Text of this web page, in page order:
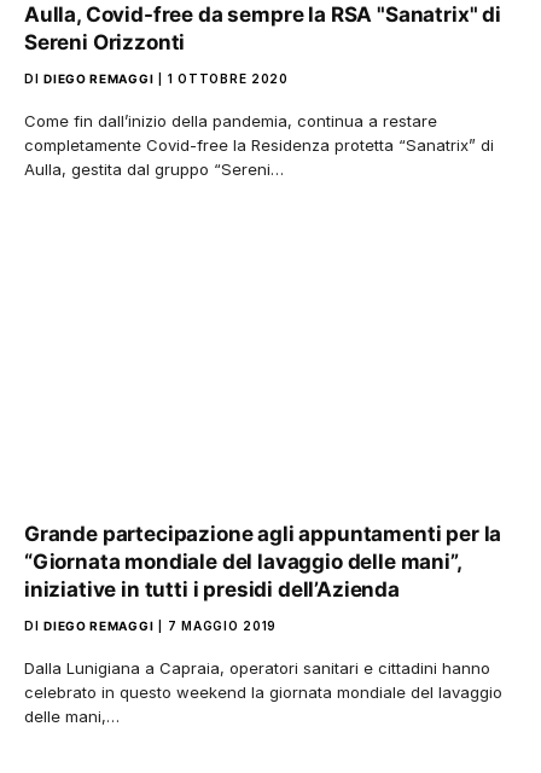
Aulla, Covid-free da sempre la RSA "Sanatrix" di
Sereni Orizzonti
DI DIEGO REMAGGI 1 OTTOBRE 2020
Come fin dall’inizio della pandemia, continua a restare
completamente Covid-free la Residenza protetta “Sanatrix” di
Aulla, gestita dal gruppo “Sereni…
Grande partecipazione agli appuntamenti per la
“Giornata mondiale del lavaggio delle mani”,
iniziative in tutti i presidi dell’Azienda
DI DIEGO REMAGGI 7 MAGGIO 2019
Dalla Lunigiana a Capraia, operatori sanitari e cittadini hanno
celebrato in questo weekend la giornata mondiale del lavaggio
delle mani,…